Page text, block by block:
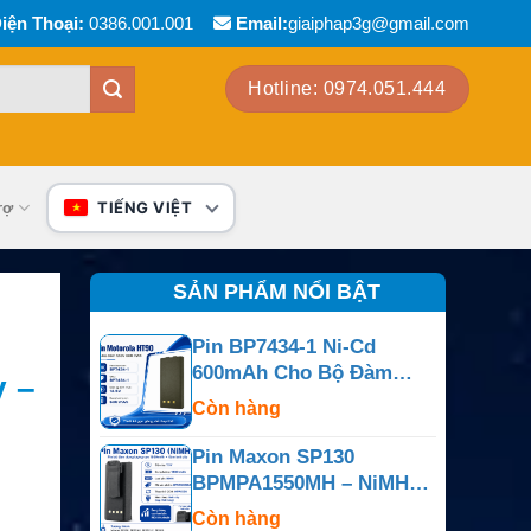
Thoại: 0386.001.001 Email:giaiphap3g@gmail.com
Hotline: 0974.051.444
TIẾNG VIỆT
–
SẢN PHẨM NỔI BẬT
Pin BP7434-1 Ni-Cd
600mAh Cho Bộ Đàm
Motorola HT90
Còn hàng
Pin Maxon SP130
BPMPA1550MH – NiMH
7.5V 1800mAh
Còn hàng